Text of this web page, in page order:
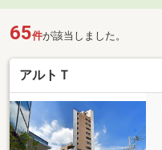
65件が該当しました。
アルトＴ